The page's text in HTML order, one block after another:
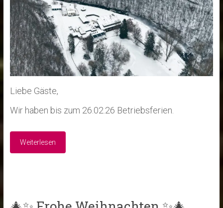
Liebe Gäste,
Wir haben bis zum 26.02.26 Betriebsferien.
Weiterlesen